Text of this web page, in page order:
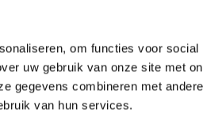
om functies voor social
uw gebruik van onze site met
gegevens combineren met
van hun services.